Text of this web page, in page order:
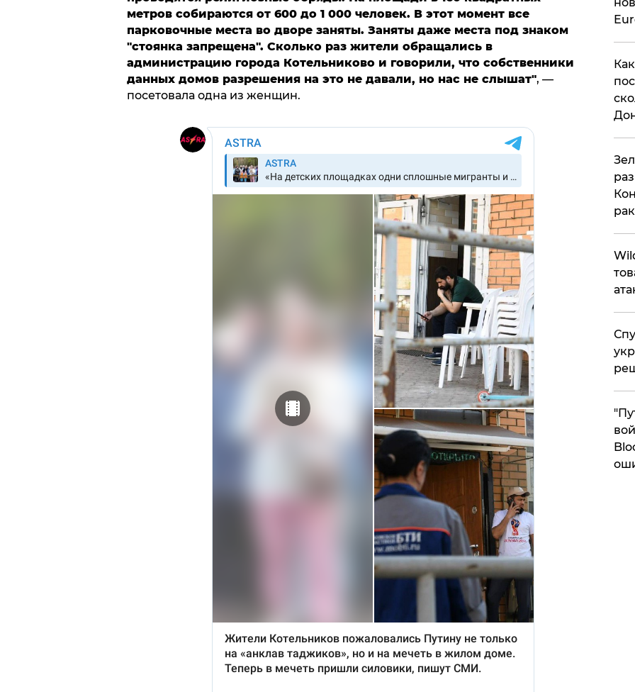
метров собираются от 600 до 1 000 человек. В этот момент все
парковочные места во дворе заняты. Заняты даже места под знаком
"стоянка запрещена". Сколько раз жители обращались в
администрацию города Котельниково и говорили, что собственники
данных домов разрешения на это не давали, но нас не слышат", —
посетовала одна из женщин.